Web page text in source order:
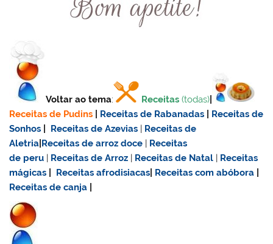
Voltar ao tema: Receitas (todas)
Receitas de Pudins
Receitas de Rabanadas
Receitas de
Sonhos
Receitas de Azevias | Receitas de
Aletria Receitas dearroz doce | Receitas
de peru | Receitas de Arroz | Receitas de Natal | Receitas
mágicas
Receitas afrodisiacas Receitas com abóbora
Receitas de canja